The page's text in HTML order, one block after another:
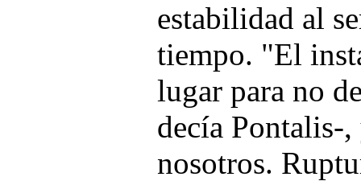
estabilidad al
tiempo. "El
lugar para no
decía Pontalis-
nosotros.